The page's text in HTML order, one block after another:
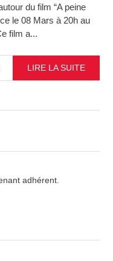
du film “A peine
le 08 Mars à 20h au
film a...
LIRE LA SUITE
adhérent.